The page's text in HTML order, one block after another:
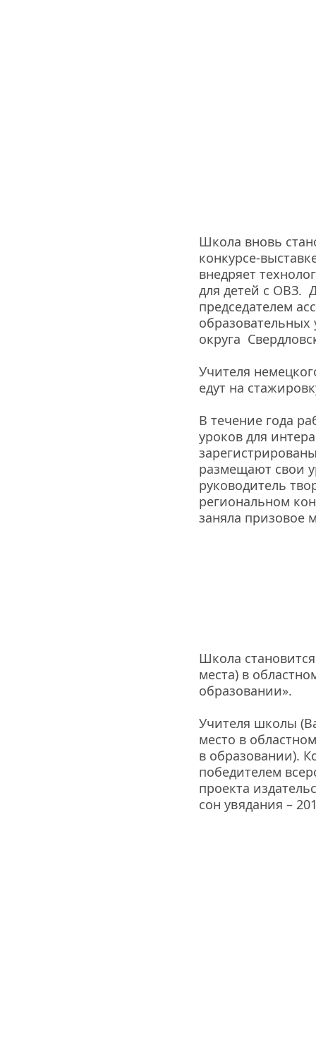
Школа вновь
конкурсе-
внедряет
для детей с ОВЗ.
председателем
образовательных
округа
Учителя
едут на
В течение года
уроков для
размещают свои
руководитель
региональном
заняла призовое
Школа
места) в
образовании».
Учителя школы
место в
в образовании).
победителем
проекта
сон увядания –